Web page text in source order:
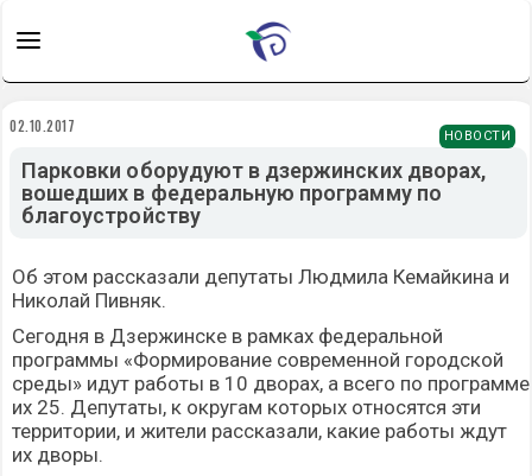
НОВОСТИ
02.10.2017
Парковки оборудуют в дзержинских дворах,
вошедших в федеральную программу по
благоустройству
Об этом рассказали депутаты Людмила Кемайкина и
Николай Пивняк.
Сегодня в Дзержинске в рамках федеральной
программы «Формирование современной городской
среды» идут работы в 10 дворах, а всего по программе
их 25. Депутаты, к округам которых относятся эти
территории, и жители рассказали, какие работы ждут
их дворы.